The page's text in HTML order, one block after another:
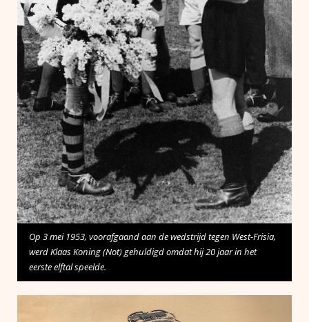
Op 3 mei 1953, voorafgaand aan de wedstrijd tegen West-Frisia,
werd Klaas Koning (Not) gehuldigd omdat hij 20 jaar in het
eerste elftal speelde.